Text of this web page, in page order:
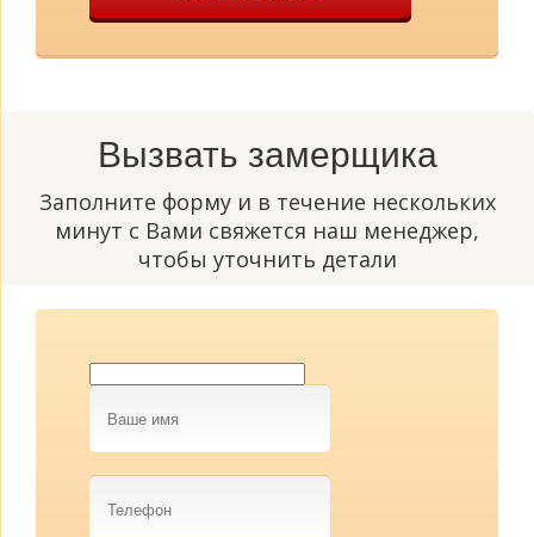
Вызвать замерщика
Заполните форму и в течение нескольких
минут с Вами свяжется наш менеджер,
чтобы уточнить детали
Ваше
имя
Телефон